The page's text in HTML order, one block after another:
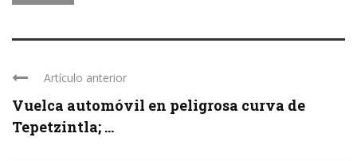
Artículo anterior
Vuelca automóvil en peligrosa curva de
Tepetzintla; ...